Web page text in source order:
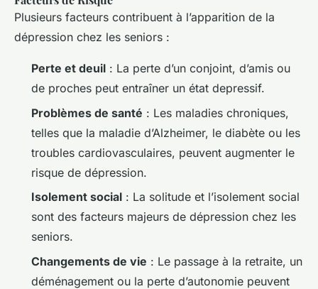
Plusieurs facteurs contribuent à l’apparition de la
dépression chez les seniors :
Perte et deuil : La perte d’un conjoint, d’amis ou
de proches peut entraîner un état depressif.
Problèmes de santé : Les maladies chroniques,
telles que la maladie d’Alzheimer, le diabète ou les
troubles cardiovasculaires, peuvent augmenter le
risque de dépression.
Isolement social : La solitude et l’isolement social
sont des facteurs majeurs de dépression chez les
seniors.
Changements de vie : Le passage à la retraite, un
déménagement ou la perte d’autonomie peuvent